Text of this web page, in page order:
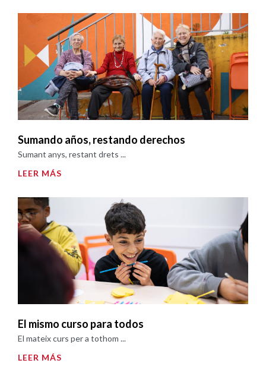
Sumando años, restando derechos
Sumant anys, restant drets ...
LEER MÁS
El mismo curso para todos
El mateix curs per a tothom ...
LEER MÁS